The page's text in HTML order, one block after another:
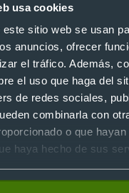
usa cookies
sitio web se usan
anuncios, ofrecer
el tráfico. Además,
el uso que haga del
de redes sociales,
combinarla con
o que
haya hecho de sus